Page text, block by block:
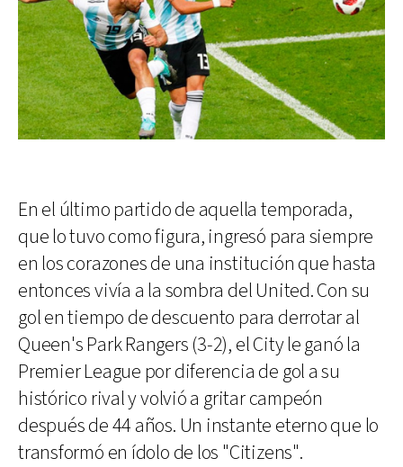
En el último partido de aquella temporada,
que lo tuvo como figura, ingresó para siempre
en los corazones de una institución que hasta
entonces vivía a la sombra del United. Con su
gol en tiempo de descuento para derrotar al
Queen's Park Rangers (3-2), el City le ganó la
Premier League por diferencia de gol a su
histórico rival y volvió a gritar campeón
después de 44 años. Un instante eterno que lo
transformó en ídolo de los "Citizens".